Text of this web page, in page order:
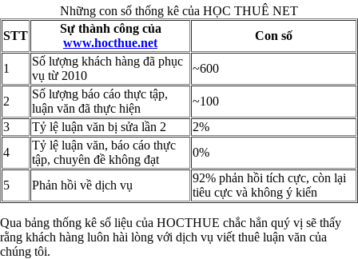
Những con số thống kê của HỌC THUÊ NET
STT
Sự thành công của
www.hocthue.net
Con số
1
Số lượng khách hàng đã phục
vụ từ 2010
~600
2
Số lượng báo cáo thực tập,
luận văn đã thực hiện
~100
3
Tỷ lệ luận văn bị sửa lần 2
2%
4
Tỷ lệ luận văn, báo cáo thực
tập, chuyên đề không đạt
0%
5 Phản hồi về dịch vụ
92% phản hồi tích cực, còn lại
tiêu cực và không ý kiến
Qua bảng thống kê số liệu của HOCTHUE chắc hẳn quý vị sẽ thấy
rằng khách hàng luôn hài lòng với dịch vụ viết thuê luận văn của
chúng tôi.